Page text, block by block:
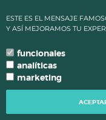
ENVÍO DE PEDIDOS
language TU IDIOMA
ESTE ES EL MENSAJE
Y ASÍ MEJORAMOS TU
funcionales
analíticas
marketing